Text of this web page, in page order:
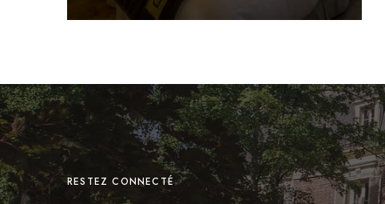
Découvrir
RESTEZ CONNECTÉ